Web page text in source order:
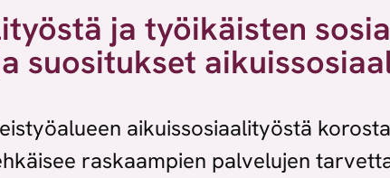
ja työikäisten
suositukset
aikuissosiaalityöstä
raskaampien palvelujen